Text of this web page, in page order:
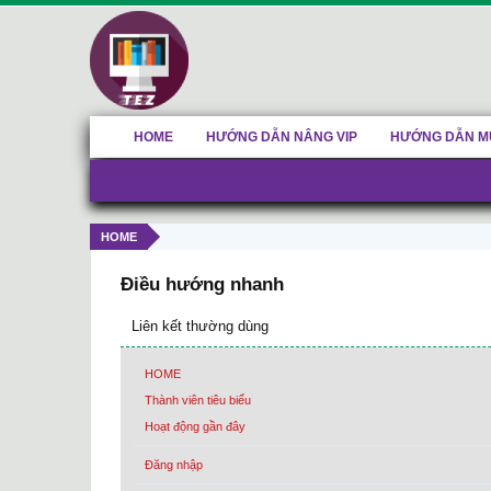
HOME
Điều hướng nhanh
Liên kết thường dùng
HOME
Thành viên tiêu biểu
Hoạt động gần đây
Đăng nhập
HOME HƯỚNG DẪN NÂNG VIP HƯỚNG DẪN